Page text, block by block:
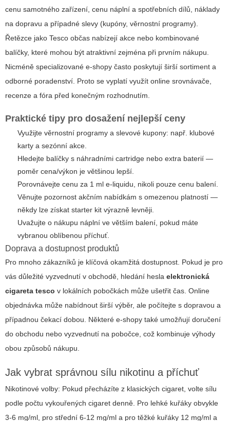
cenu samotného zařízení, cenu náplní a spotřebních dílů, náklady
na dopravu a případné slevy (kupóny, věrnostní programy).
Řetězce jako Tesco občas nabízejí akce nebo kombinované
balíčky, které mohou být atraktivní zejména při prvním nákupu.
Nicméně specializované e-shopy často poskytují širší sortiment a
odborné poradenství. Proto se vyplatí využít online srovnávače,
recenze a fóra před konečným rozhodnutím.
Praktické tipy pro dosažení nejlepší ceny
Využijte věrnostní programy a slevové kupony: např. klubové
karty a sezónní akce.
Hledejte balíčky s náhradními cartridge nebo extra baterií —
poměr cena/výkon je většinou lepší.
Porovnávejte cenu za 1 ml e-liquidu, nikoli pouze cenu balení.
Věnujte pozornost akčním nabídkám s omezenou platností —
někdy lze získat starter kit výrazně levněji.
Uvažujte o nákupu náplní ve větším balení, pokud máte
vybranou oblíbenou příchuť.
Doprava a dostupnost produktů
Pro mnoho zákazníků je klíčová okamžitá dostupnost. Pokud je pro
vás důležité vyzvednutí v obchodě, hledání hesla elektronická
cigareta tesco v lokálních pobočkách může ušetřit čas. Online
objednávka může nabídnout širší výběr, ale počítejte s dopravou a
případnou čekací dobou. Některé e-shopy také umožňují doručení
do obchodu nebo vyzvednutí na pobočce, což kombinuje výhody
obou způsobů nákupu.
Jak vybrat správnou sílu nikotinu a příchuť
Nikotinové volby: Pokud přecházíte z klasických cigaret, volte sílu
podle počtu vykouřených cigaret denně. Pro lehké kuřáky obvykle
3-6 mg/ml, pro střední 6-12 mg/ml a pro těžké kuřáky 12 mg/ml a